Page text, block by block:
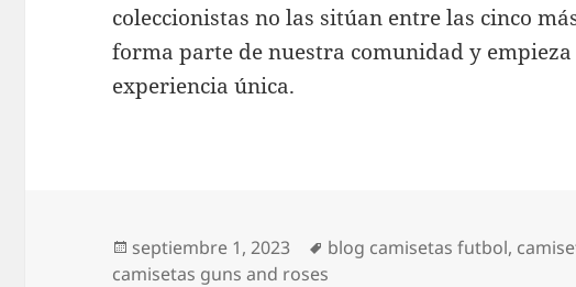
coleccionistas no las sitúan entre las cinco
forma parte de nuestra comunidad y
experiencia única.
Publicado
el
septiembre 1, 2023 Etiquetas
blog camisetas futbol,
camisetas guns and roses